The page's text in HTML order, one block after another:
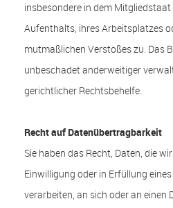
insbesondere in dem
Aufenthalts, ihres Arbeitsplatzes
mutmaßlichen Verstoßes zu. Das
unbeschadet anderweitiger
gerichtlicher Rechtsbehelfe.
Recht auf Daten­übertrag­barkeit
Sie haben das Recht, Daten, die
Einwilligung oder in Erfüllung
verarbeiten, an sich oder an einen